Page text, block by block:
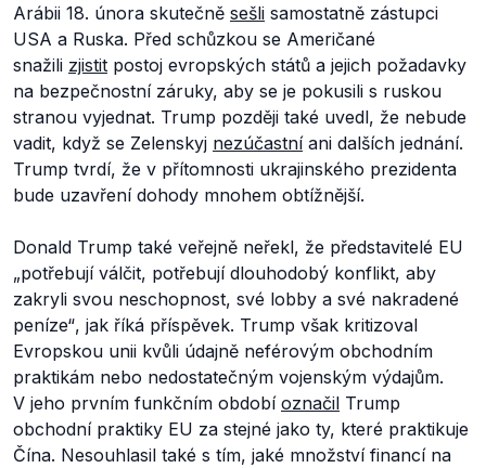
Arábii 18. února skutečně sešli samostatně zástupci
USA a Ruska. Před schůzkou se Američané
snažili zjistit postoj evropských států a jejich požadavky
na bezpečnostní záruky, aby se je pokusili s ruskou
stranou vyjednat. Trump později také uvedl, že nebude
vadit, když se Zelenskyj nezúčastníani dalších jednání.
Trump tvrdí, že v přítomnosti ukrajinského prezidenta
bude uzavření dohody mnohem obtížnější.
Donald Trump také veřejně neřekl, že představitelé EU
„potřebují válčit, potřebují dlouhodobý konflikt, aby
zakryli svou neschopnost, své lobby a své nakradené
peníze“, jak říká příspěvek. Trump však kritizoval
Evropskou unii kvůli údajně neférovým obchodním
praktikám nebo nedostatečným vojenským výdajům.
V jeho prvním funkčním období označil Trump
obchodní praktiky EU za stejné jako ty, které praktikuje
Čína. Nesouhlasil také s tím, jaké množství financí na